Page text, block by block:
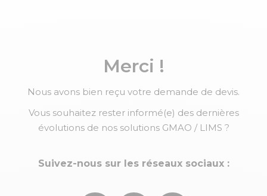
Merci !
Nous avons bien reçu votre demande de devis.
Vous souhaitez rester informé(e) des dernières
évolutions de nos solutions GMAO / LIMS ?
Suivez-nous sur les réseaux sociaux :